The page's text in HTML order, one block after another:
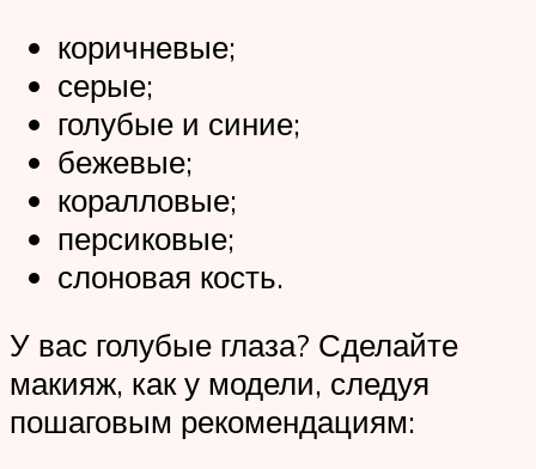
коричневые;
серые;
голубые и синие;
бежевые;
коралловые;
персиковые;
слоновая кость.
У вас голубые глаза? Сделайте
макияж, как у модели, следуя
пошаговым рекомендациям: